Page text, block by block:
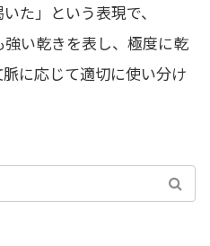
た」という表現で、
い乾きを表し、極度に乾
に応じて適切に使い分け